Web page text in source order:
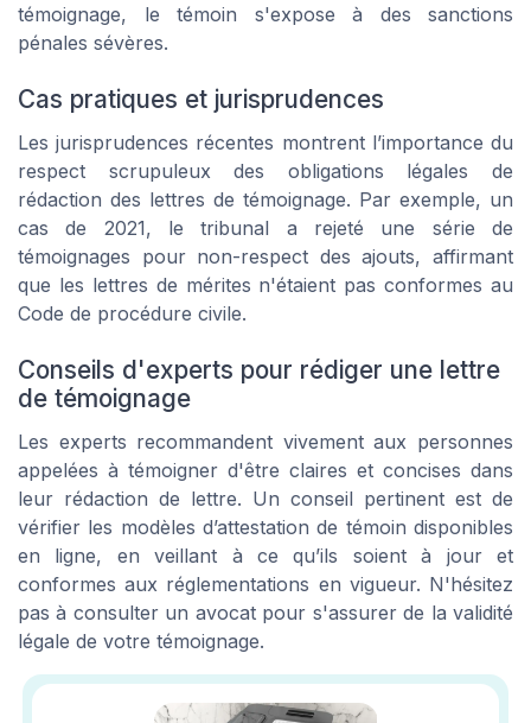
témoignage, le témoin s'expose à des sanctions
pénales sévères.
Cas pratiques et jurisprudences
Les jurisprudences récentes montrent l’importance du
respect scrupuleux des obligations légales de
rédaction des lettres de témoignage. Par exemple, un
cas de 2021, le tribunal a rejeté une série de
témoignages pour non-respect des ajouts, affirmant
que les lettres de mérites n'étaient pas conformes au
Code de procédure civile.
Conseils d'experts pour rédiger une lettre
de témoignage
Les experts recommandent vivement aux personnes
appelées à témoigner d'être claires et concises dans
leur rédaction de lettre. Un conseil pertinent est de
vérifier les modèles d’attestation de témoin disponibles
en ligne, en veillant à ce qu’ils soient à jour et
conformes aux réglementations en vigueur. N'hésitez
pas à consulter un avocat pour s'assurer de la validité
légale de votre témoignage.